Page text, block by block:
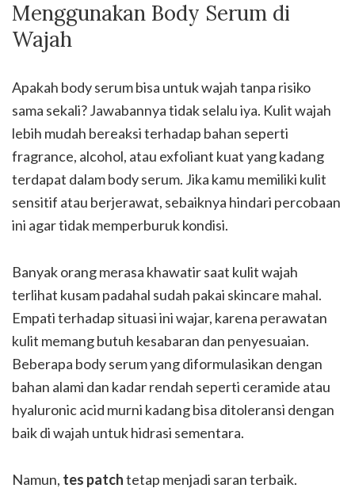
Menggunakan Body Serum di
Wajah
Apakah body serum bisa untuk wajah tanpa risiko
sama sekali? Jawabannya tidak selalu iya. Kulit wajah
lebih mudah bereaksi terhadap bahan seperti
fragrance, alcohol, atau exfoliant kuat yang kadang
terdapat dalam body serum. Jika kamu memiliki kulit
sensitif atau berjerawat, sebaiknya hindari percobaan
ini agar tidak memperburuk kondisi.
Banyak orang merasa khawatir saat kulit wajah
terlihat kusam padahal sudah pakai skincare mahal.
Empati terhadap situasi ini wajar, karena perawatan
kulit memang butuh kesabaran dan penyesuaian.
Beberapa body serum yang diformulasikan dengan
bahan alami dan kadar rendah seperti ceramide atau
hyaluronic acid murni kadang bisa ditoleransi dengan
baik di wajah untuk hidrasi sementara.
Namun, tes patchtetap menjadi saran terbaik.